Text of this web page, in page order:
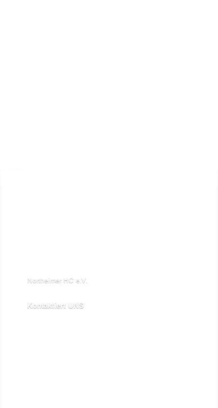
Northeimer HC e.V.
Kontaktiert UNS